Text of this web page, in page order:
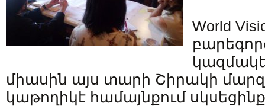
World
միասին այս տարի Շիրակի
կաթողիկէ համայնքում